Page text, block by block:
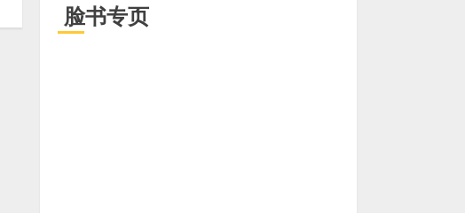
脸书专页